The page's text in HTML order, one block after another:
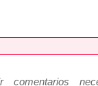
comentarios